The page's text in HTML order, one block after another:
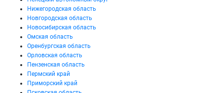
Нижегородская область
Новгородская область
Новосибирская область
Омская область
Оренбургская область
Орловская область
Пензенская область
Пермский край
Приморский край